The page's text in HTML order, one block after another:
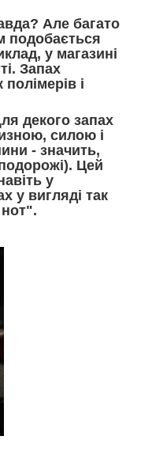
Але багато
подобається
у магазині
Запах
і
декого запах
силою і
- значить,
Цей
у
у вигляді так
нот".